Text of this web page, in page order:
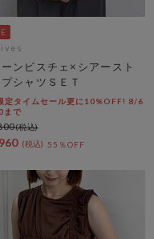
ンビスチェ×シアースト
シャツＳＥＴ
定タイムセール更に10%OFF! 8/6
まで
55％OFF